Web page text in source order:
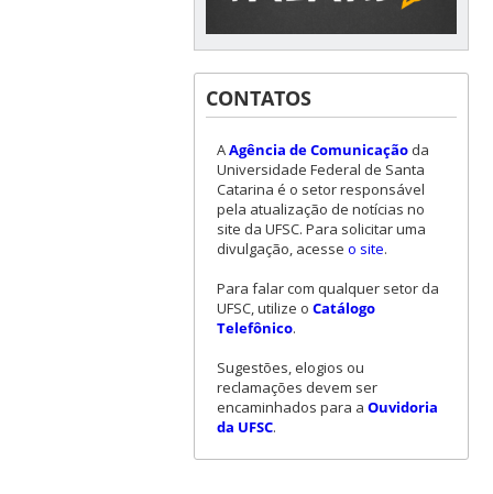
CONTATOS
AAgência de Comunicaçãoda
Universidade Federal de Santa
Catarina é o setor responsável
pela atualização de notícias no
site da UFSC. Para solicitar uma
divulgação, acesse o site.
Para falar com qualquer setor da
UFSC, utilize o Catálogo
Telefônico.
Sugestões, elogios ou
reclamações devem ser
encaminhados para a Ouvidoria
da UFSC.